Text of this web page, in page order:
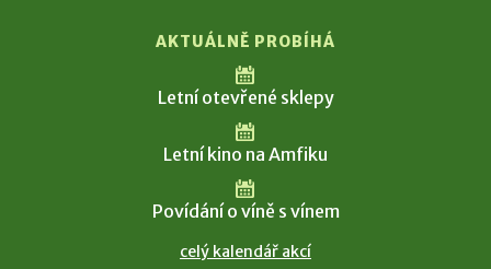
AKTUÁLNĚ PROBÍHÁ
Letní otevřené sklepy
Letní kino na Amfiku
Povídání o víně s vínem
celý kalendář akcí